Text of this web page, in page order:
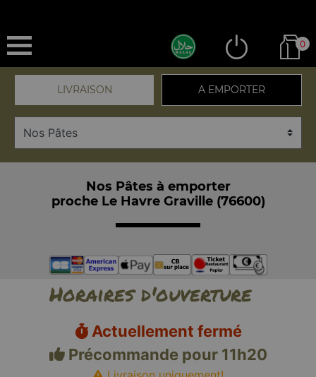
0
LIVRAISON A EMPORTER
Nos Pâtes à emporter
proche Le Havre Graville (76600)
Horaires d'ouverture
Actuellement fermé
Précommande pour 11h20